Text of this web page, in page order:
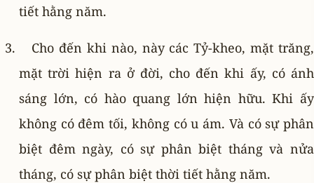
tiết hằng năm.
Cho đến khi nào, này các Tỷ-kheo, mặt trăng,
mặt trời hiện ra ở đời, cho đến khi ấy, có ánh
sáng lớn, có hào quang lớn hiện hữu. Khi ấy
không có đêm tối, không có u ám. Và có sự phân
biệt đêm ngày, có sự phân biệt tháng và nửa
tháng, có sự phân biệt thời tiết hằng năm.